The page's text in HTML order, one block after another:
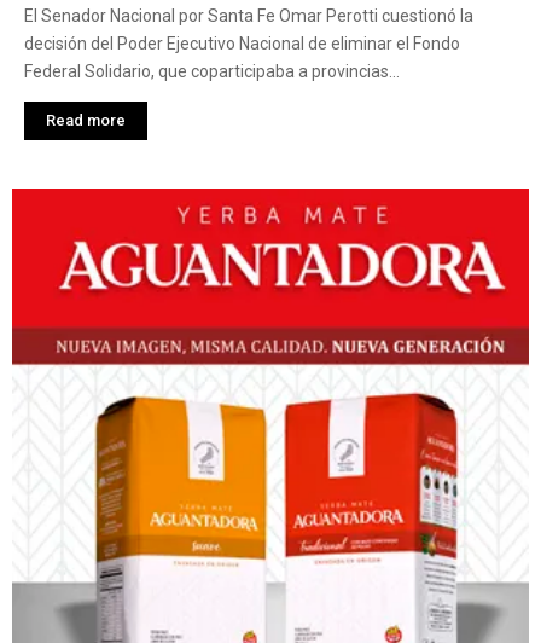
El Senador Nacional por Santa Fe Omar Perotti cuestionó la
decisión del Poder Ejecutivo Nacional de eliminar el Fondo
Federal Solidario, que coparticipaba a provincias...
Read more